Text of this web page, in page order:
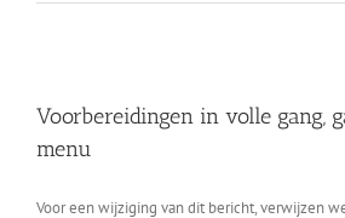
Voorbereidingen in volle gang,
menu
Voor een wijziging van dit bericht, verwijzen